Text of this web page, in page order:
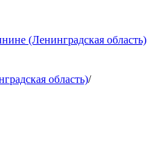
(Ленинградская область)
область)/